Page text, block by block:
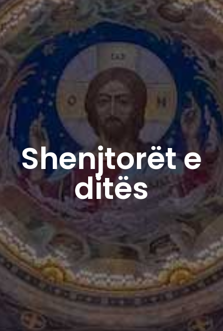
Shenjtorët e
ditës